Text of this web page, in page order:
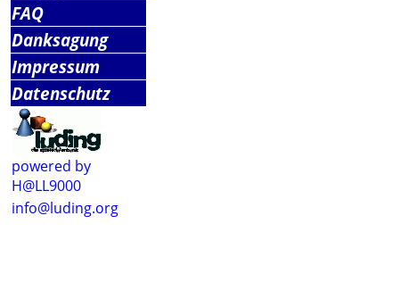
FAQ
Danksagung
Impressum
Datenschutz
powered by
H@LL9000
info@luding.org